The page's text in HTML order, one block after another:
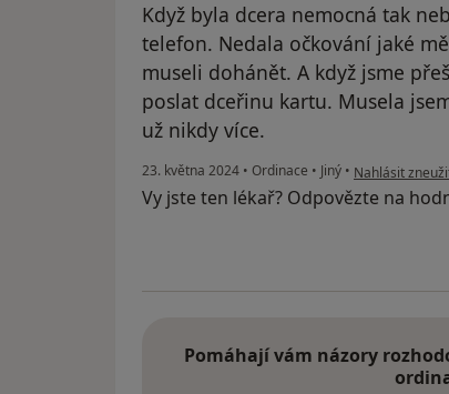
Když byla dcera nemocná tak
telefon. Nedala očkování jaké
museli dohánět. A když jsme
poslat dceřinu kartu. Musela
už nikdy více.
23. května 2024 • Ordinace • Jiný • podle názoru
Nahlásit
Vy jste ten lékař? Odpovězte na
Pomáhají vám názory